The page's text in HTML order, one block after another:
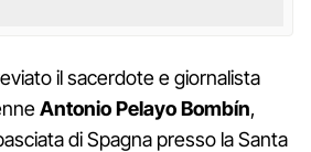
il sacerdote e giornalista
Antonio Pelayo Bombín,
di Spagna presso la Santa